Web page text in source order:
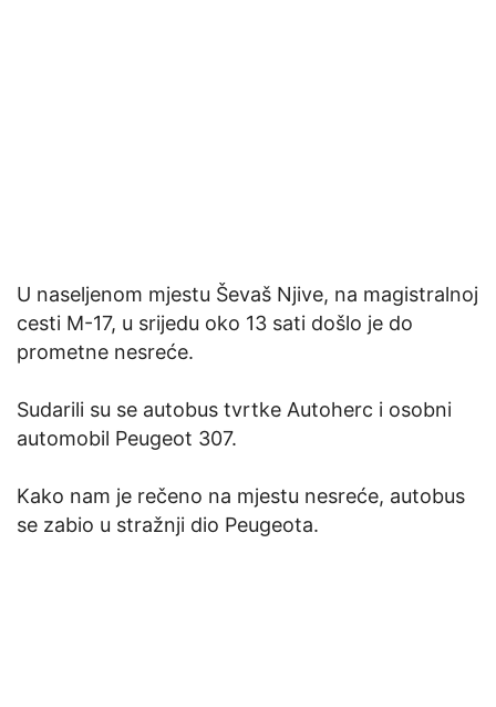
U naseljenom mjestu Ševaš Njive, na magistralnoj
cesti M-17, u srijedu oko 13 sati došlo je do
prometne nesreće.
Sudarili su se autobus tvrtke Autoherc i osobni
automobil Peugeot 307.
Kako nam je rečeno na mjestu nesreće, autobus
se zabio u stražnji dio Peugeota.